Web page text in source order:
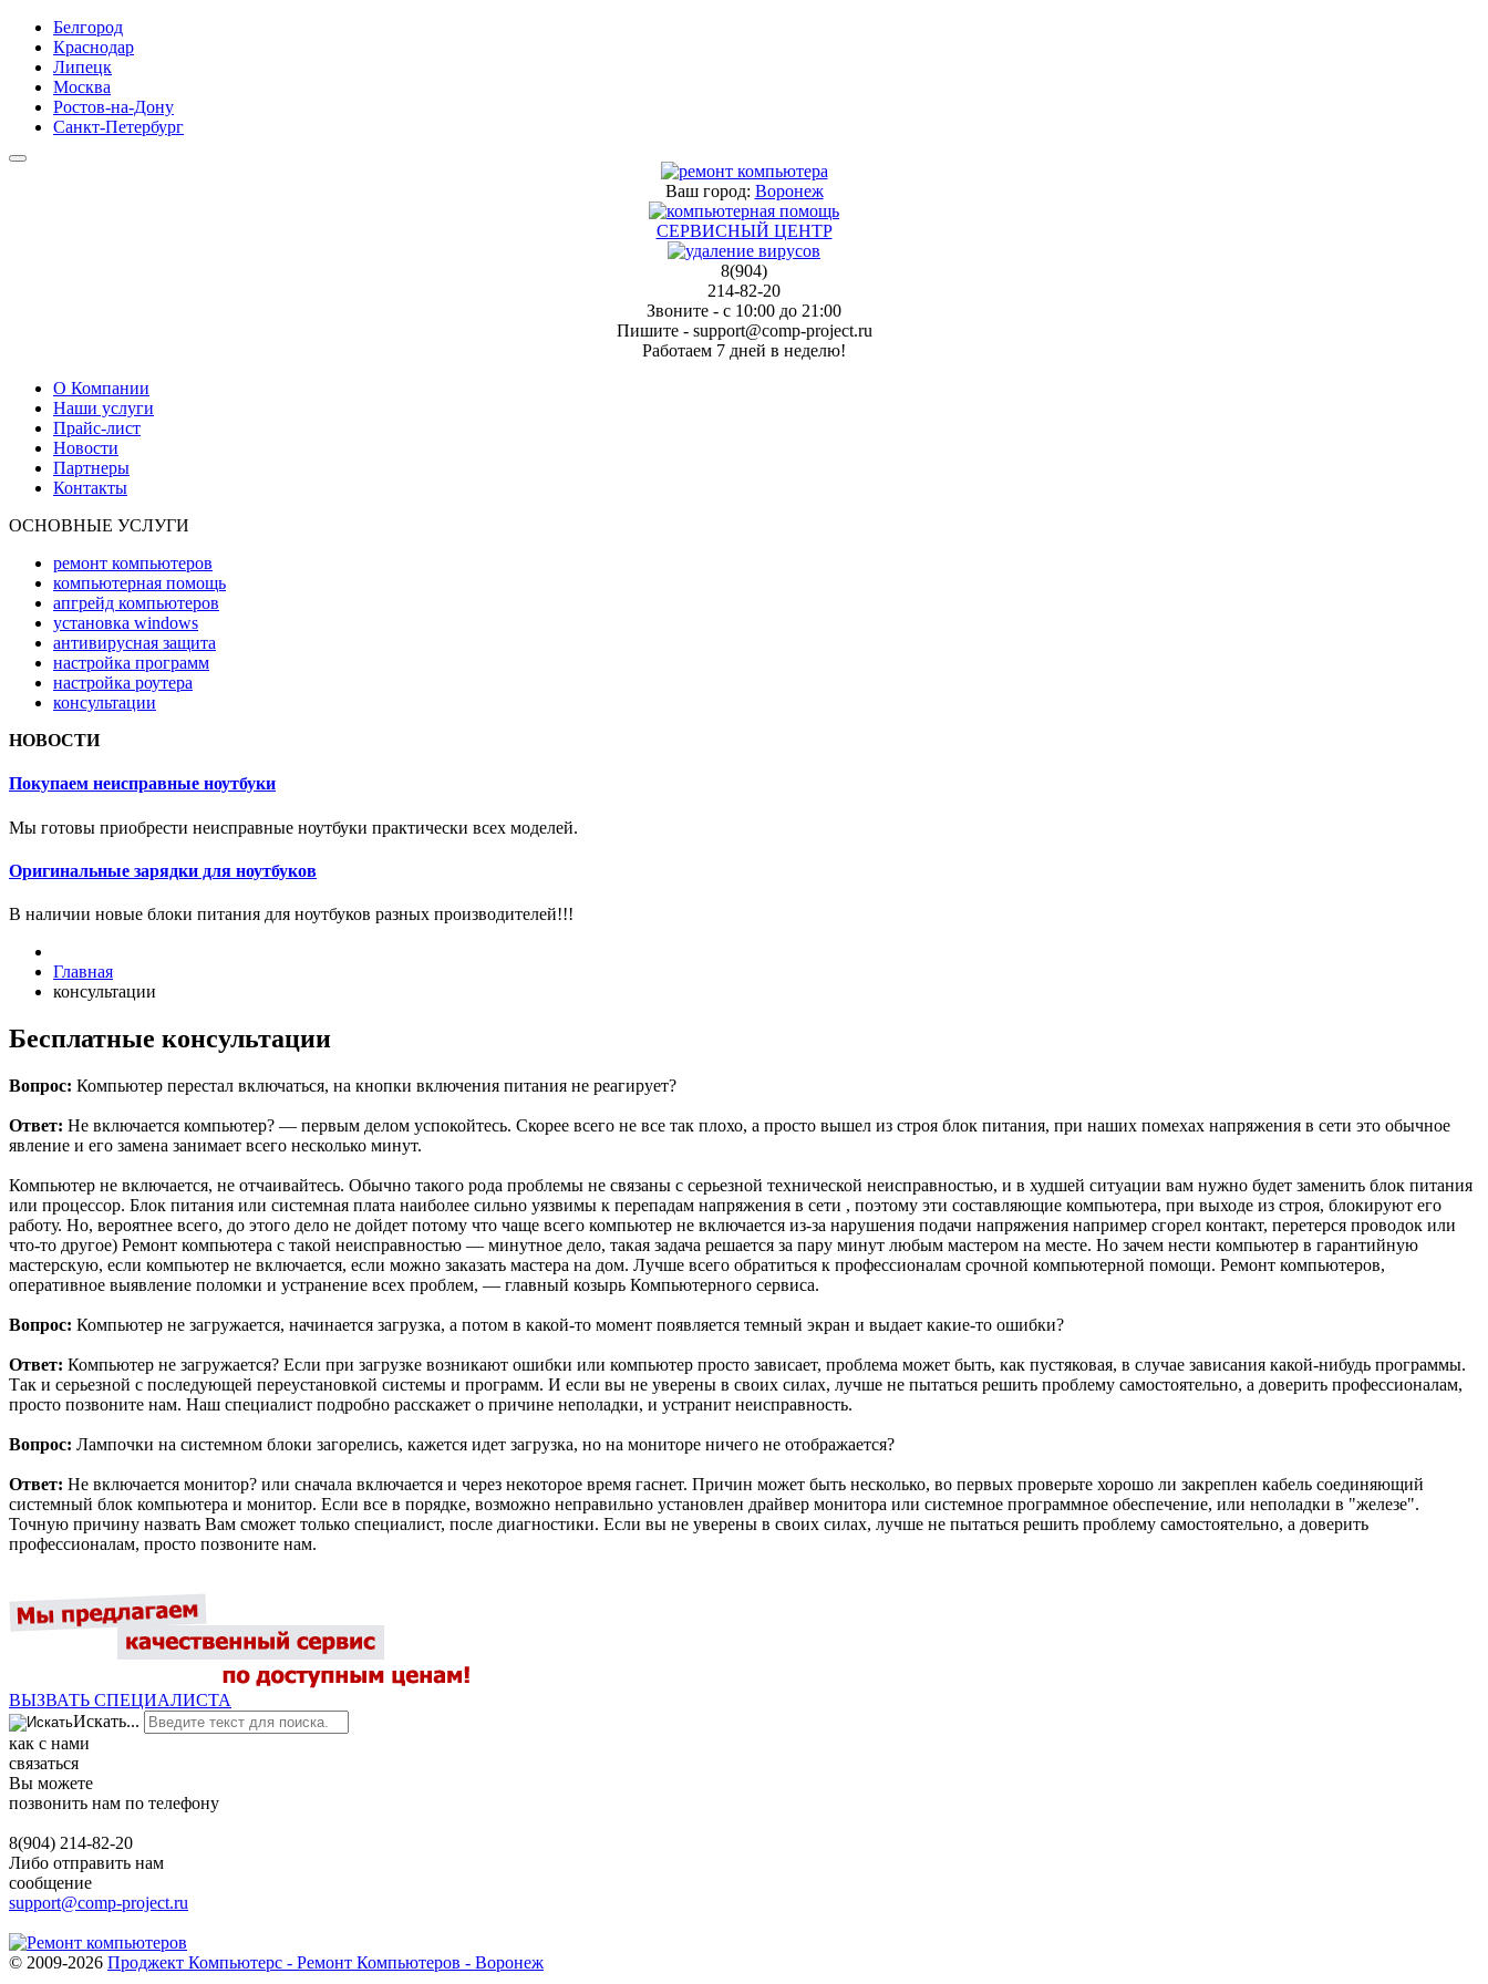
Белгород
Краснодар
Липецк
Москва
Ростов-на-Дону
Санкт-Петербург
Ваш город: Воронеж
СЕРВИСНЫЙ ЦЕНТР
8(904)
214-82-20
Звоните - с 10:00 до 21:00
Пишите - support@comp-project.ru
Работаем 7 дней в неделю!
О Компании
Наши услуги
Прайс-лист
Новости
Партнеры
Контакты
ОСНОВНЫЕ УСЛУГИ
ремонт компьютеров
компьютерная помощь
апгрейд компьютеров
установка windows
антивирусная защита
настройка программ
настройка роутера
консультации
НОВОСТИ
Покупаем неисправные ноутбуки
Мы готовы приобрести неисправные ноутбуки практически всех моделей.
Оригинальные зарядки для ноутбуков
В наличии новые блоки питания для ноутбуков разных производителей!!!
Главная
консультации
Бесплатные консультации
Вопрос: Компьютер перестал включаться, на кнопки включения питания не реагирует?
Ответ: Не включается компьютер? — первым делом успокойтесь. Скорее всего не все так плохо, а просто вышел из строя блок питания, при наших помехах напряжения в сети это обычное
явление и его замена занимает всего несколько минут.
Компьютер не включается, не отчаивайтесь. Обычно такого рода проблемы не связаны с серьезной технической неисправностью, и в худшей ситуации вам нужно будет заменить блок питания
или процессор. Блок питания или системная плата наиболее сильно уязвимы к перепадам напряжения в сети , поэтому эти составляющие компьютера, при выходе из строя, блокируют его
работу. Но, вероятнее всего, до этого дело не дойдет потому что чаще всего компьютер не включается из-за нарушения подачи напряжения например сгорел контакт, перетерся проводок или
что-то другое) Ремонт компьютера с такой неисправностью — минутное дело, такая задача решается за пару минут любым мастером на месте. Но зачем нести компьютер в гарантийную
мастерскую, если компьютер не включается, если можно заказать мастера на дом. Лучше всего обратиться к профессионалам срочной компьютерной помощи. Ремонт компьютеров,
оперативное выявление поломки и устранение всех проблем, — главный козырь Компьютерного сервиса.
Вопрос: Компьютер не загружается, начинается загрузка, а потом в какой-то момент появляется темный экран и выдает какие-то ошибки?
Ответ: Компьютер не загружается? Если при загрузке возникают ошибки или компьютер просто зависает, проблема может быть, как пустяковая, в случае зависания какой-нибудь программы.
Так и серьезной с последующей переустановкой системы и программ. И если вы не уверены в своих силах, лучше не пытаться решить проблему самостоятельно, а доверить профессионалам,
просто позвоните нам. Наш специалист подробно расскажет о причине неполадки, и устранит неисправность.
Вопрос: Лампочки на системном блоки загорелись, кажется идет загрузка, но на мониторе ничего не отображается?
Ответ: Не включается монитор? или сначала включается и через некоторое время гаснет. Причин может быть несколько, во первых проверьте хорошо ли закреплен кабель соединяющий
системный блок компьютера и монитор. Если все в порядке, возможно неправильно установлен драйвер монитора или системное программное обеспечение, или неполадки в "железе".
Точную причину назвать Вам сможет только специалист, после диагностики. Если вы не уверены в своих силах, лучше не пытаться решить проблему самостоятельно, а доверить
профессионалам, просто позвоните нам.
ВЫЗВАТЬ СПЕЦИАЛИСТА
Искать...
как с нами
связаться
Вы можете
позвонить нам по телефону
8(904) 214-82-20
Либо отправить нам
сообщение
support@comp-project.ru
© 2009-2026 Проджект Компьютерс - Ремонт Компьютеров - Воронеж